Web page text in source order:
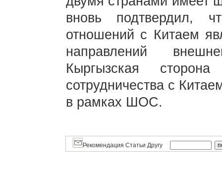
вновь подтвердил,
отношений с Китаем
направлений
Кыргызская
сотрудничества с
в рамках ШОС.
Рекомендация Статьи Другу